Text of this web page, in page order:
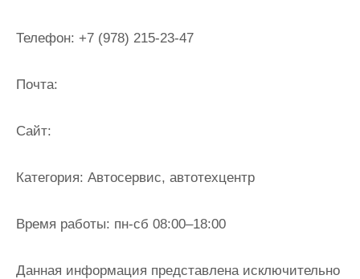
Телефон: +7 (978) 215-23-47
Почта:
Cайт:
Категория: Автосервис, автотехцентр
Время работы: пн-сб 08:00–18:00
Данная информация представлена исключительно